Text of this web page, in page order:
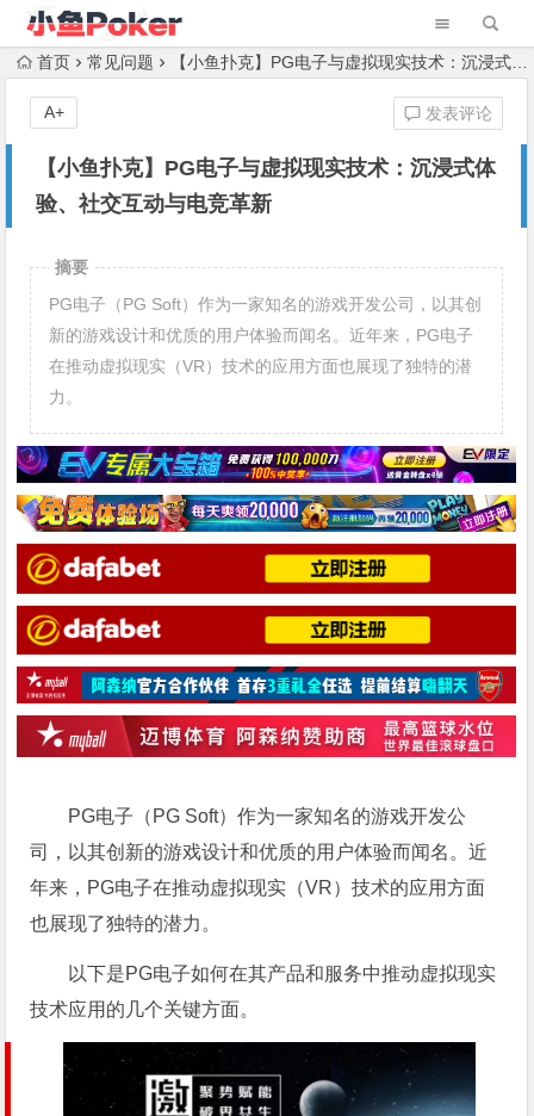
首页 常见问题 【小鱼扑克】PG电子与虚拟现实技术：沉浸式体验、社交互动与电竞革新
【小鱼扑克】PG电子与虚拟现实技术：沉浸式体
验、社交互动与电竞革新
发表评论
A+
摘要
PG电子（PG Soft）作为一家知名的游戏开发公司，以其创
新的游戏设计和优质的用户体验而闻名。近年来，PG电子
在推动虚拟现实（VR）技术的应用方面也展现了独特的潜
力。
PG电子（PG Soft）作为一家知名的游戏开发公
司，以其创新的游戏设计和优质的用户体验而闻名。近
年来，PG电子在推动虚拟现实（VR）技术的应用方面
也展现了独特的潜力。
以下是PG电子如何在其产品和服务中推动虚拟现实
技术应用的几个关键方面。